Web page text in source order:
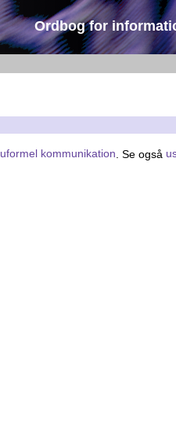
Ordbog for
uformel kommunikation . Se også